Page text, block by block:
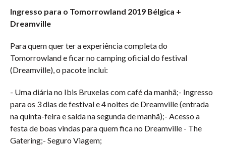
Ingresso para o Tomorrowland 2019 Bélgica +
Dreamville
Para quem quer ter a experiência completa do
Tomorrowland e ficar no camping oficial do festival
(Dreamville), o pacote inclui:
- Uma diária no Ibis Bruxelas com café da manhã;- Ingresso
para os 3 dias de festival e 4 noites de Dreamville (entrada
na quinta-feira e saída na segunda de manhã);- Acesso a
festa de boas vindas para quem fica no Dreamville - The
Gatering;- Seguro Viagem;